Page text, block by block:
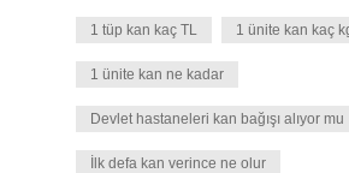
1 tüp kan kaç TL 1 ünite kan kaç
1 ünite kan ne kadar
Devlet hastaneleri kan bağışı alıyor mu
İlk defa kan verince ne olur